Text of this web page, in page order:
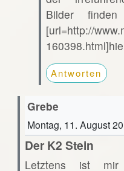
Bilder
[url=http://
Antworten
Grebe
Montag, 11. August
Der K2 Stein
Letztens ist